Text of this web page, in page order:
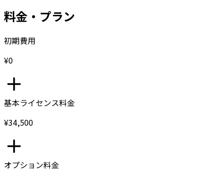
料金・プラン
初期費用
¥0
基本ライセンス料金
¥34,500
オプション料金